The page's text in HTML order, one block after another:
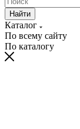
Найти
Каталог
По всему сайту
По каталогу